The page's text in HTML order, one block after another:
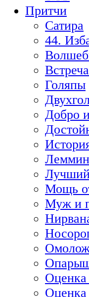
Притчи
Сатира
44.
Голяпы
Добро
Мощь
Муж и
Оценка
Оценка